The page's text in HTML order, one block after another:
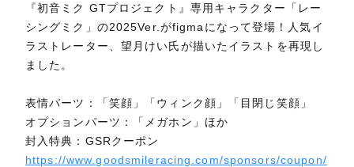
『初音ミク GTプロジェクト』専用キャラクター「レー
シングミク」の2025Ver.がfigmaになって登場！人気イ
ラストレーター、望月けい氏が描いたイラストを再現し
ました。
表情パーツ：「笑顔」「ウィンク顔」「目閉じ笑顔」
オプションパーツ：「メガホン」ほか
封入特典：GSRクーポン
https://www.goodsmileracing.com/sponsors/coupon/